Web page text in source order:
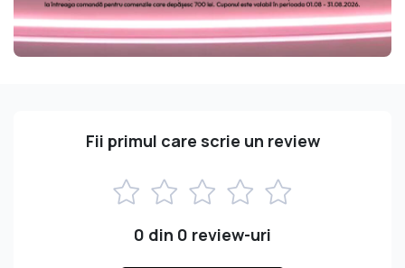
Fii primul care scrie un review
0 din 0 review-uri